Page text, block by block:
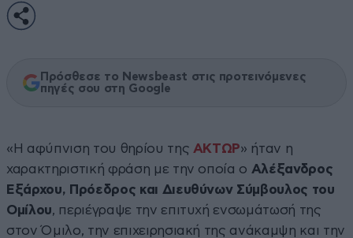
Πρόσθεσε το Newsbeast στις προτεινόμενες
πηγές σου στη Google
«Η αφύπνιση του θηρίου της ΑΚΤΩΡ» ήταν η
χαρακτηριστική φράση με την οποία ο Αλέξανδρος
Εξάρχου, Πρόεδρος και Διευθύνων Σύμβουλος του
Ομίλου, περιέγραψε την επιτυχή ενσωμάτωσή της
στον Όμιλο, την επιχειρησιακή της ανάκαμψη και την